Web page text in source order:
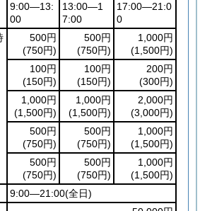
9:00―13:
00
13:00―1
7:00
17:00―21:0
0
500円
(750円)
500円
(750円)
1,000円
(1,500円)
100円
(150円)
100円
(150円)
200円
(300円)
1,000円
(1,500円)
1,000円
(1,500円)
2,000円
(3,000円)
500円
(750円)
500円
(750円)
1,000円
(1,500円)
500円
(750円)
500円
(750円)
1,000円
(1,500円)
9:00―21:00(全日)